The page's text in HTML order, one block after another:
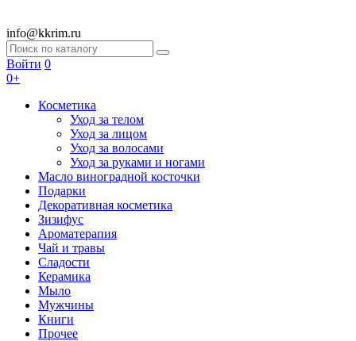
info@kkrim.ru
Войти 0
0+
Косметика
Уход за телом
Уход за лицом
Уход за волосами
Уход за руками и ногами
Масло виноградной косточки
Подарки
Декоративная косметика
Зизифус
Ароматерапия
Чай и травы
Сладости
Керамика
Мыло
Мужчины
Книги
Прочее